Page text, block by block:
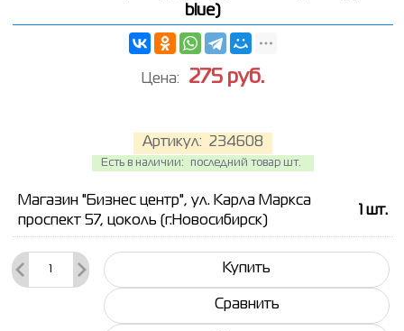
blue)
Артикул: 234608
Есть в наличии: последний товар шт.
Цена: 275 руб.
Магазин "Бизнес центр", ул. Карла Маркса
проспект 57, цоколь (г.Новосибирск)
шт.
Купить
Сравнить